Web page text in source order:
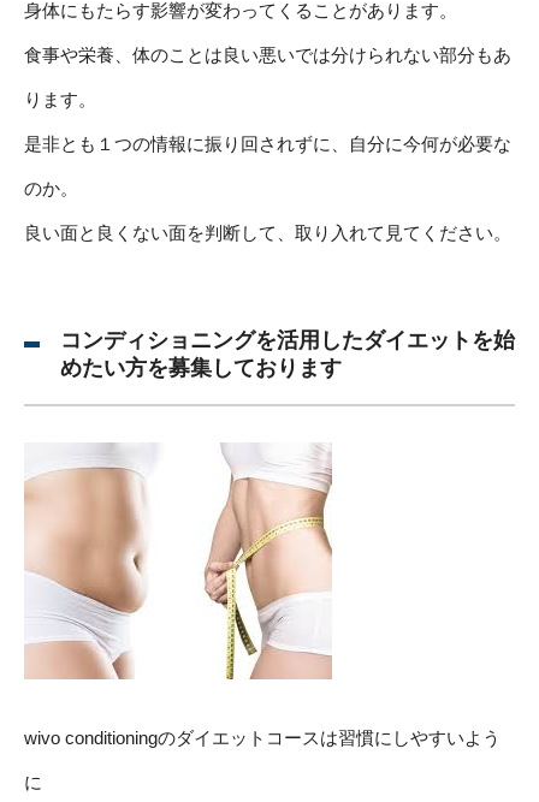
身体にもたらす影響が変わってくることがあります。
食事や栄養、体のことは良い悪いでは分けられない部分もあ
ります。
是非とも１つの情報に振り回されずに、自分に今何が必要な
のか。
良い面と良くない面を判断して、取り入れて見てください。
コンディショニングを活用したダイエットを始
めたい方を募集しております
wivo conditioningのダイエットコースは習慣にしやすいよう
に